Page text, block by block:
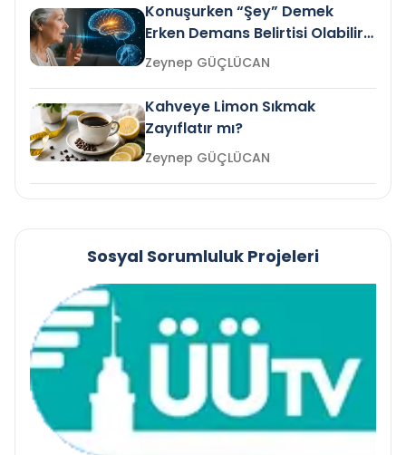
Konuşurken “Şey” Demek
Erken Demans Belirtisi Olabilir
mi?
Zeynep GÜÇLÜCAN
Kahveye Limon Sıkmak
Zayıflatır mı?
Zeynep GÜÇLÜCAN
Sosyal Sorumluluk Projeleri